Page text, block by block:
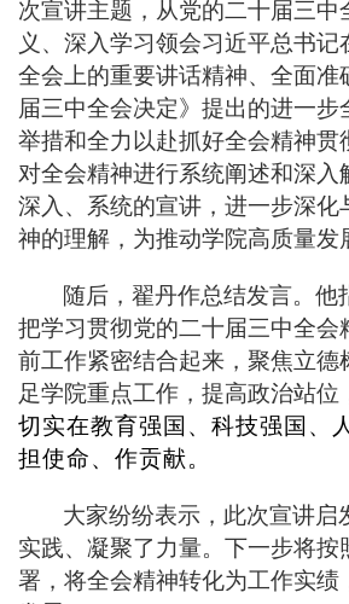
次宣讲主题，从党的二十届三中
义、深入学习领会习近平总书记
全会上的重要讲话精神、全面准
届三中全会决定》提出的进一步
举措和全力以赴抓好全会精神贯
对全会精神进行系统阐述和深入
深入、系统的宣讲，进一步深化
神的理解，为推动学院高质量发
随后，翟丹作总结发言。他
把学习贯彻党的二十届三中全会
前工作紧密结合起来，聚焦立德
足学院重点工作，提高政治站位
切实在教育强国、科技强国、
担使命、作贡献。
大家纷纷表示，此次宣讲启
实践、凝聚了力量。下一步将按
署，将全会精神转化为工作实绩